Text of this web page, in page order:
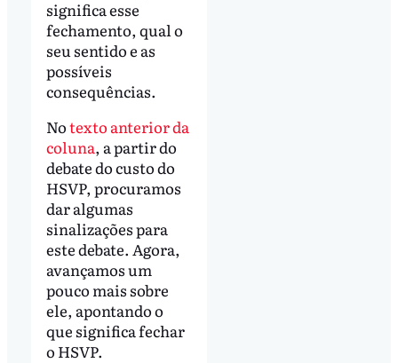
significa esse
fechamento, qual o
seu sentido e as
possíveis
consequências.
Notexto anterior da
coluna, a partir do
debate do custo do
HSVP, procuramos
dar algumas
sinalizações para
este debate. Agora,
avançamos um
pouco mais sobre
ele, apontando o
que significa fechar
o HSVP.